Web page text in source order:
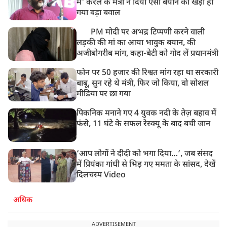
में' केरल के मंत्री ने दिया ऐसा बयान की खड़ा हो
गया बड़ा बवाल
PM मोदी पर अभद्र टिप्पणी करने वाली
लड़की की मां का आया भावुक बयान, की
अजीबोगरीब मांग, कहा-बेटी को गोद लें प्रधानमंत्री
फोन पर 50 हजार की रिश्वत मांग रहा था सरकारी
बाबू, सुन रहे थे मंत्री, फिर जो किया, वो सोशल
मीडिया पर छा गया
पिकनिक मनाने गए 4 युवक नदी के तेज़ बहाव में
फंसे, 11 घंटे के सफल रेस्क्यू के बाद बची जान
‘आप लोगों ने दीदी को भगा दिया…’, जब संसद
में प्रियंका गांधी से भिड़ गए ममता के सांसद, देखें
दिलचस्प Video
अधिक
ADVERTISEMENT